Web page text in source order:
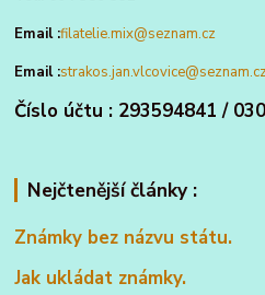
Email :filatelie.mix@seznam.cz
Email :
Číslo účtu : 293594841 /
Nejčtenější články :
Známky bez názvu státu.
Jak ukládat známky.